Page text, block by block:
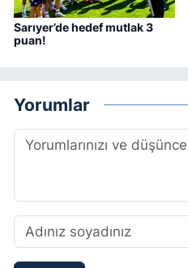
Sarıyer’de hedef mutlak 3
puan!
Yorumlar